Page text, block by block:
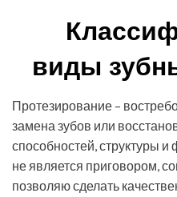
виды
Протезирование –
замена зубов или
способностей, структуры
не является приговором,
позволяю сделать